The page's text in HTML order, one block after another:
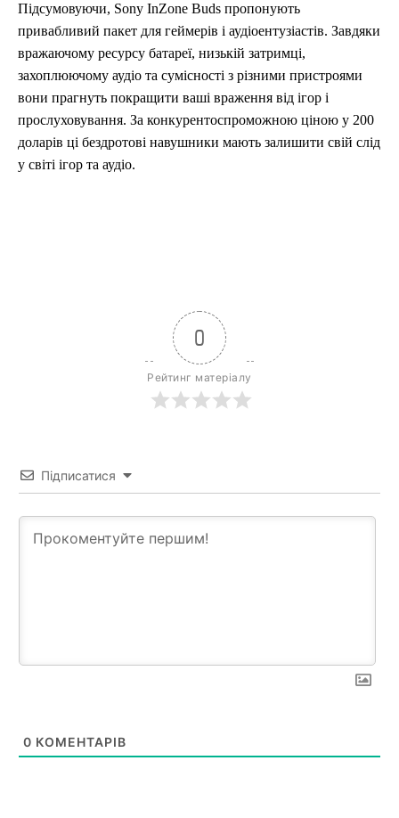
Підсумовуючи, Sony InZone Buds пропонують
привабливий пакет для геймерів і аудіоентузіастів. Завдяки
вражаючому ресурсу батареї, низькій затримці,
захоплюючому аудіо та сумісності з різними пристроями
вони прагнуть покращити ваші враження від ігор і
прослуховування. За конкурентоспроможною ціною у 200
доларів ці бездротові навушники мають залишити свій слід
у світі ігор та аудіо.
0
Рейтинг матеріалу
Підписатися
0 КОМЕНТАРІВ